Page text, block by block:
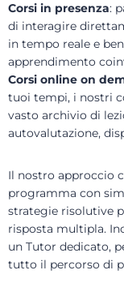
Corsi in presenza:
di interagire
in tempo reale e
apprendimento
Corsi online on
tuoi tempi, i nostri
vasto archivio di
autovalutazione,
Il nostro approccio
programma con
strategie risolutive
risposta multipla.
un Tutor dedicato,
tutto il percorso di